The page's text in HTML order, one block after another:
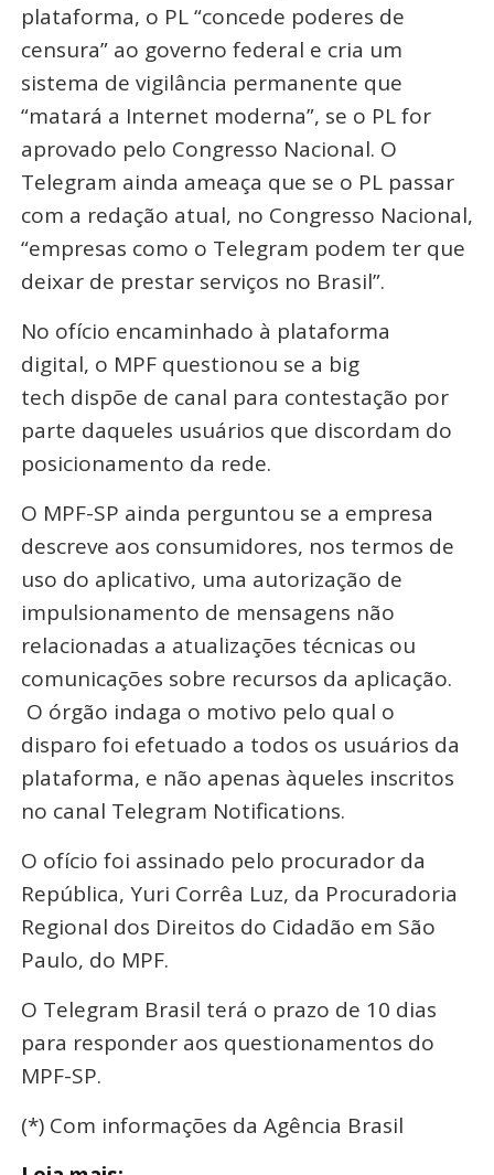
plataforma, o PL “concede poderes de
censura” ao governo federal e cria um
sistema de vigilância permanente que
“matará a Internet moderna”, se o PL for
aprovado pelo Congresso Nacional. O
Telegram ainda ameaça que se o PL passar
com a redação atual, no Congresso Nacional,
“empresas como o Telegram podem ter que
deixar de prestar serviços no Brasil”.
No ofício encaminhado à plataforma
digital, o MPF questionou se a big
tech dispõe de canal para contestação por
parte daqueles usuários que discordam do
posicionamento da rede.
O MPF-SP ainda perguntou se a empresa
descreve aos consumidores, nos termos de
uso do aplicativo, uma autorização de
impulsionamento de mensagens não
relacionadas a atualizações técnicas ou
comunicações sobre recursos da aplicação.
O órgão indaga o motivo pelo qual o
disparo foi efetuado a todos os usuários da
plataforma, e não apenas àqueles inscritos
no canal Telegram Notifications.
O ofício foi assinado pelo procurador da
República, Yuri Corrêa Luz, da Procuradoria
Regional dos Direitos do Cidadão em São
Paulo, do MPF.
O Telegram Brasil terá o prazo de 10 dias
para responder aos questionamentos do
MPF-SP.
(*) Com informações da Agência Brasil